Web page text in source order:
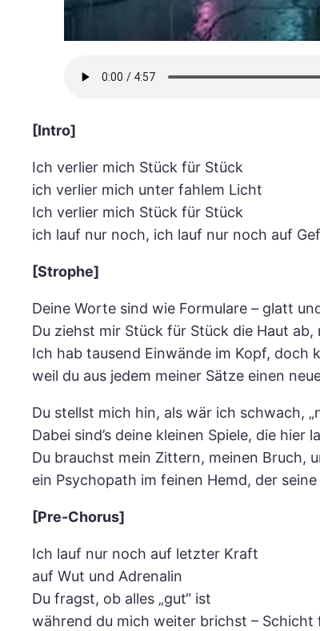
[Intro]
Ich verlier mich Stück für Stück
ich verlier mich unter fahlem Licht
Ich verlier mich Stück für Stück
ich lauf nur noch, ich lauf nur noch auf
[Strophe]
Deine Worte sind wie Formulare – glatt
Du ziehst mir Stück für Stück die Haut ab,
Ich hab tausend Einwände im Kopf, doch
weil du aus jedem meiner Sätze einen
Du stellst mich hin, als wär ich schwach,
Dabei sind’s deine kleinen Spiele, die hier
Du brauchst mein Zittern, meinen Bruch,
ein Psychopath im feinen Hemd, der
[Pre-Chorus]
Ich lauf nur noch auf letzter Kraft
auf Wut und Adrenalin
Du fragst, ob alles „gut“ ist
während du mich weiter brichst –